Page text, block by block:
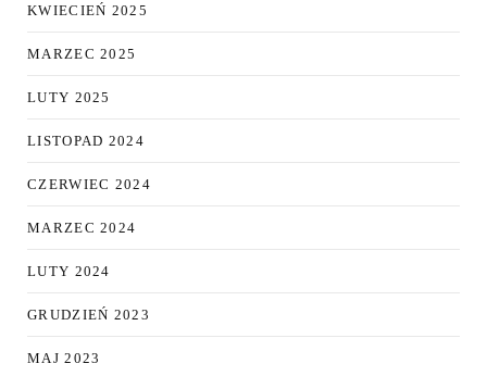
KWIECIEŃ 2025
MARZEC 2025
LUTY 2025
LISTOPAD 2024
CZERWIEC 2024
MARZEC 2024
LUTY 2024
GRUDZIEŃ 2023
MAJ 2023